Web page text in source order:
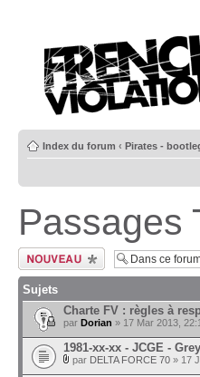
Index du forum ‹ Pirates -
Passages
Ecrire un nouveau
sujet
Sujets
Charte FV : règles à
par Dorian » 17 Mar 2013,
1981-xx-xx - JCGE -
par DELTA FORCE 70 » 17